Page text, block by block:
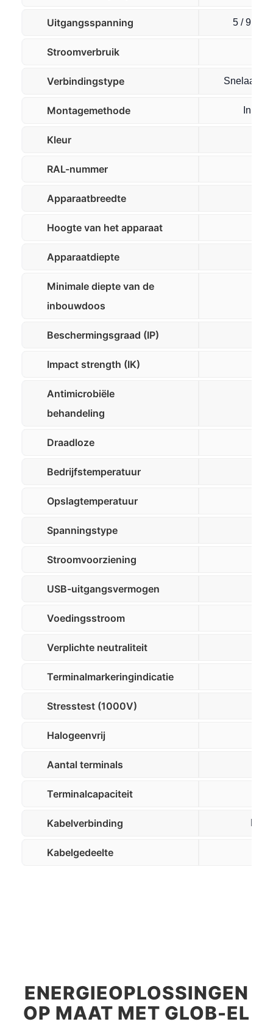
Uitgangsspanning 5 / 9 / 12
Stroomverbruik
Verbindingstype
Montagemethode
Kleur
RAL-nummer
Apparaatbreedte
Hoogte van het apparaat
Apparaatdiepte
Minimale diepte van de
inbouwdoos
Beschermingsgraad (IP)
Impact strength (IK)
Antimicrobiële
behandeling
Draadloze
Bedrijfstemperatuur
Opslagtemperatuur
Spanningstype
Stroomvoorziening
USB-uitgangsvermogen
Voedingsstroom
Verplichte neutraliteit
Terminalmarkeringindicatie
Stresstest (1000V)
Halogeenvrij
Aantal terminals
Terminalcapaciteit
Kabelverbinding
Kabelgedeelte
ENERGIEOPLOSSINGEN
OP MAAT MET GLOB-EL